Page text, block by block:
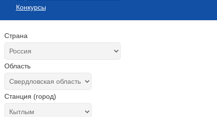
Конкурсы
Страна
Область
Станция (город)